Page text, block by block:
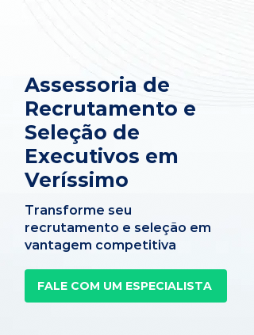
Assessoria de
Recrutamento e
Seleção de
Executivos em
Veríssimo
Transforme seu
recrutamento e seleção em
vantagem competitiva
FALE COM UM ESPECIALISTA